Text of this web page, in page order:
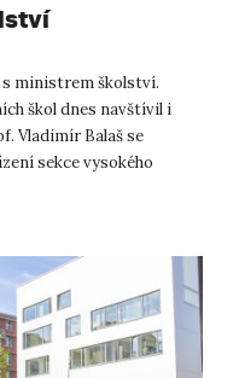
ministrem školství.
škol dnes navštívil i
Vladimír Balaš se
sekce vysokého